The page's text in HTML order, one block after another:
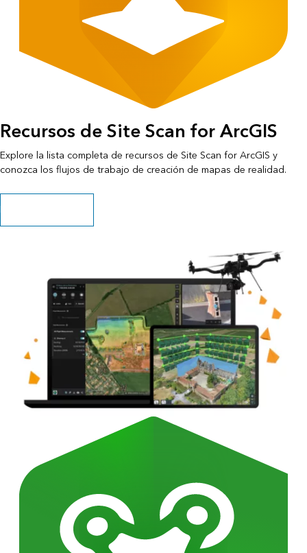
Recursos de Site Scan for ArcGIS
Explore la lista completa de recursos de Site Scan for ArcGIS y
conozca los flujos de trabajo de creación de mapas de realidad.
Explorar los recursos